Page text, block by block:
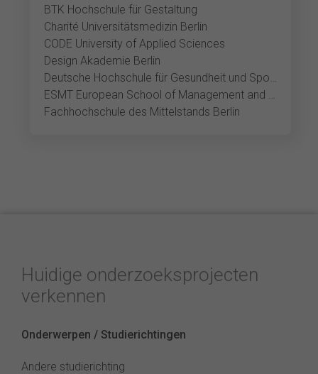
BTK Hochschule für Gestaltung
Charité Universitätsmedizin Berlin
CODE University of Applied Sciences
Design Akademie Berlin
Deutsche Hochschule für Gesundheit und Sport Berlin
ESMT European School of Management and Technology Berlin
Fachhochschule des Mittelstands Berlin
Huidige onderzoeksprojecten
verkennen
Onderwerpen / Studierichtingen
Andere studierichting